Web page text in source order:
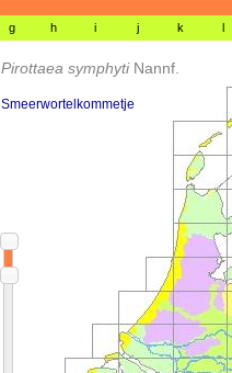
g h i j k l
Pirottaea symphyti Nannf.
Smeerwortelkommetje